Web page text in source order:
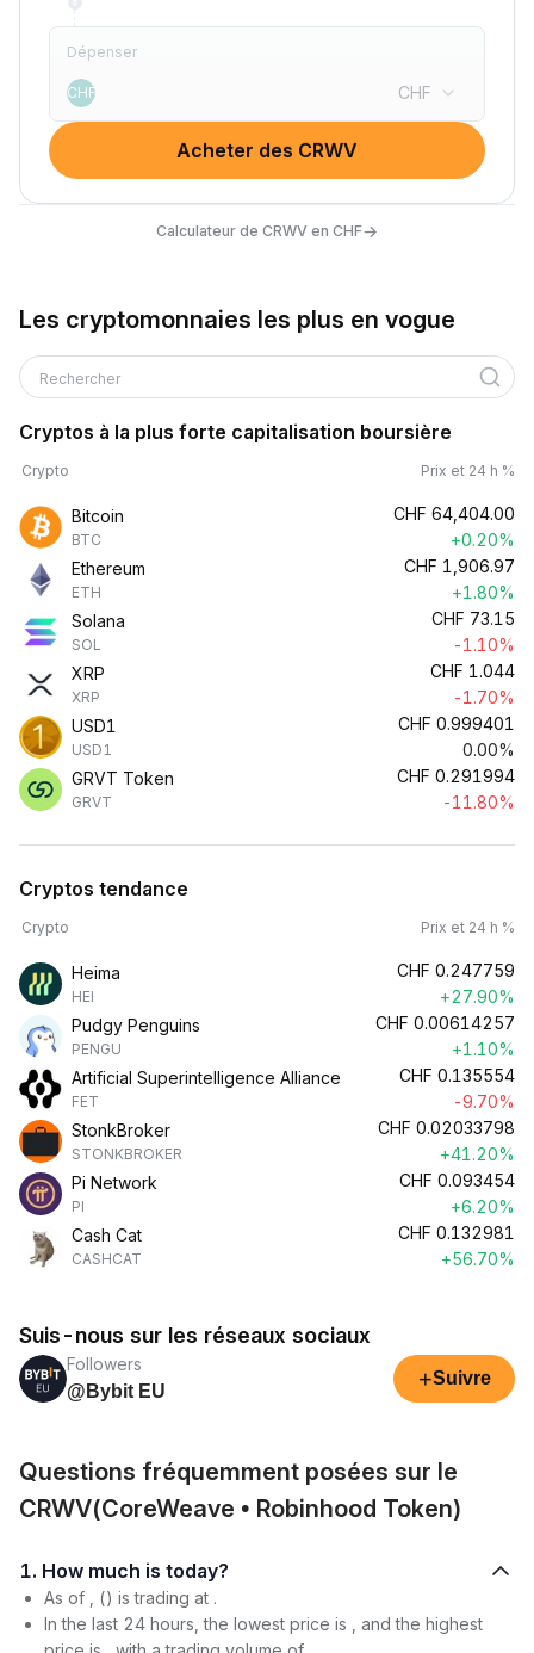
Dépenser
CHF CHF
Acheter des CRWV
Calculateur de CRWV en CHF→
Les cryptomonnaies les plus en vogue
Rechercher
Cryptos à la plus forte capitalisation boursière
Crypto Prix et 24 h %
Bitcoin
BTC
CHF 64,404.00
+0.20%
Ethereum
ETH
CHF 1,906.97
+1.80%
Solana
SOL
CHF 73.15
-1.10%
XRP
XRP
CHF 1.044
-1.70%
USD1
USD1
CHF 0.999401
0.00%
GRVT Token
GRVT
CHF 0.291994
-11.80%
Cryptos tendance
Crypto Prix et 24 h %
Heima
HEI
CHF 0.247759
+27.90%
Pudgy Penguins
PENGU
CHF 0.00614257
+1.10%
Artificial Superintelligence Alliance
FET
CHF 0.135554
-9.70%
StonkBroker
STONKBROKER
CHF 0.02033798
+41.20%
Pi Network
PI
CHF 0.093454
+6.20%
Cash Cat
CASHCAT
CHF 0.132981
+56.70%
Suis-nous sur les réseaux sociaux
Followers
@Bybit EU
+Suivre
Questions fréquemment posées sur le
CRWV(CoreWeave • Robinhood Token)
1. How much is today?
As of , () is trading at .
In the last 24 hours, the lowest price is , and the highest